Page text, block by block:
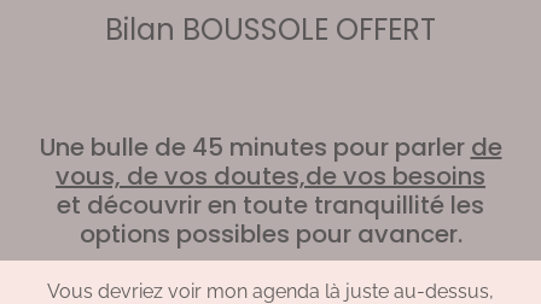
Bilan BOUSSOLE OFFERT
Une bulle de 45 minutes pour parler de
vous, de vos doutes,de vos besoins
et découvrir en toute tranquillité les
options possibles pour avancer.
Vous devriez voir mon agenda là juste au-dessus,